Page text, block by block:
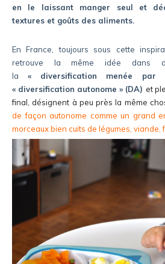
en le laissant manger seul et
textures et goûts des aliments.
En France, toujours sous cette
retrouve la même idée dans
la « diversification menée par
« diversification autonome » (DA) et
final, désignent à peu près la même
de façon autonome comme un grand
morceaux bien cuits de légumes, viande,